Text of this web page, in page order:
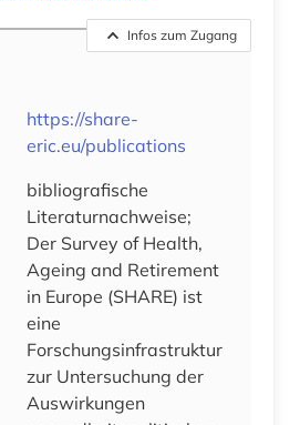
Infos zum Zugang
https://share-
eric.eu/publications
bibliografische
Literaturnachweise;
Der Survey of Health,
Ageing and Retirement
in Europe (SHARE) ist
eine
Forschungsinfrastruktur
zur Untersuchung der
Auswirkungen